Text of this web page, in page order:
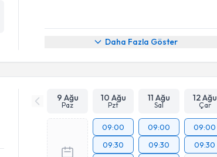
Daha Fazla Göster
9 Ağu
Paz
10 Ağu
Pzt
11 Ağu
Sal
12 Ağu
Çar
09:00
09:30
09:00
09:30
09:00
09:30